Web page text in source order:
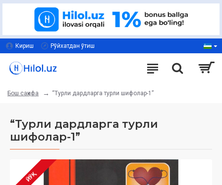
Кириш Рўйхатдан ўтиш
Бош саҳифа ‎“Турли дардларга турли шифолар-1” ‎
‎“Турли дардларга турли
шифолар-1” ‎
ЙЎҚ